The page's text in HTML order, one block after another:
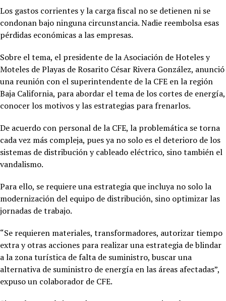
Los gastos corrientes y la carga fiscal no se detienen ni se
condonan bajo ninguna circunstancia. Nadie reembolsa esas
pérdidas económicas a las empresas.
Sobre el tema, el presidente de la Asociación de Hoteles y
Moteles de Playas de Rosarito César Rivera González, anunció
una reunión con el superintendente de la CFE en la región
Baja California, para abordar el tema de los cortes de energía,
conocer los motivos y las estrategias para frenarlos.
De acuerdo con personal de la CFE, la problemática se torna
cada vez más compleja, pues ya no solo es el deterioro de los
sistemas de distribución y cableado eléctrico, sino también el
vandalismo.
Para ello, se requiere una estrategia que incluya no solo la
modernización del equipo de distribución, sino optimizar las
jornadas de trabajo.
“Se requieren materiales, transformadores, autorizar tiempo
extra y otras acciones para realizar una estrategia de blindar
a la zona turística de falta de suministro, buscar una
alternativa de suministro de energía en las áreas afectadas”,
expuso un colaborador de CFE.